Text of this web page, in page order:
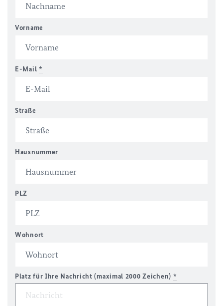
Vorname
E-Mail *
Straße
Hausnummer
PLZ
Wohnort
Platz für Ihre Nachricht (maximal 2000 Zeichen) *